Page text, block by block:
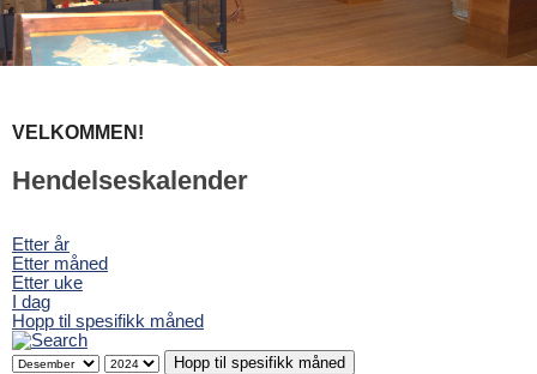
VELKOMMEN!
Hendelseskalender
Etter år
Etter måned
Etter uke
I dag
Hopp til spesifikk måned
Hopp til spesifikk måned